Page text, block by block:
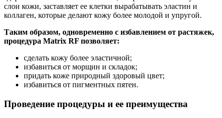
слои кожи, заставляет ее клетки вырабатывать эластин и
коллаген, которые делают кожу более молодой и упругой.
Таким образом, одновременно с избавлением от растяжек,
процедура Matrix RF позволяет:
сделать кожу более эластичной;
избавиться от морщин и складок;
придать коже природный здоровый цвет;
избавиться от пигментных пятен.
Проведение процедуры и ее преимущества